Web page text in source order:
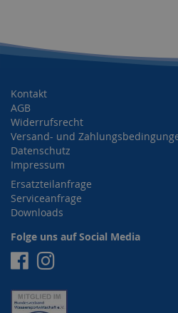
Kontakt
AGB
Widerrufsrecht
Versand- und
Datenschutz
Impressum
Ersatzteilanfrage
Serviceanfrage
Downloads
Folge uns auf Social Media
Facebook
Instagram